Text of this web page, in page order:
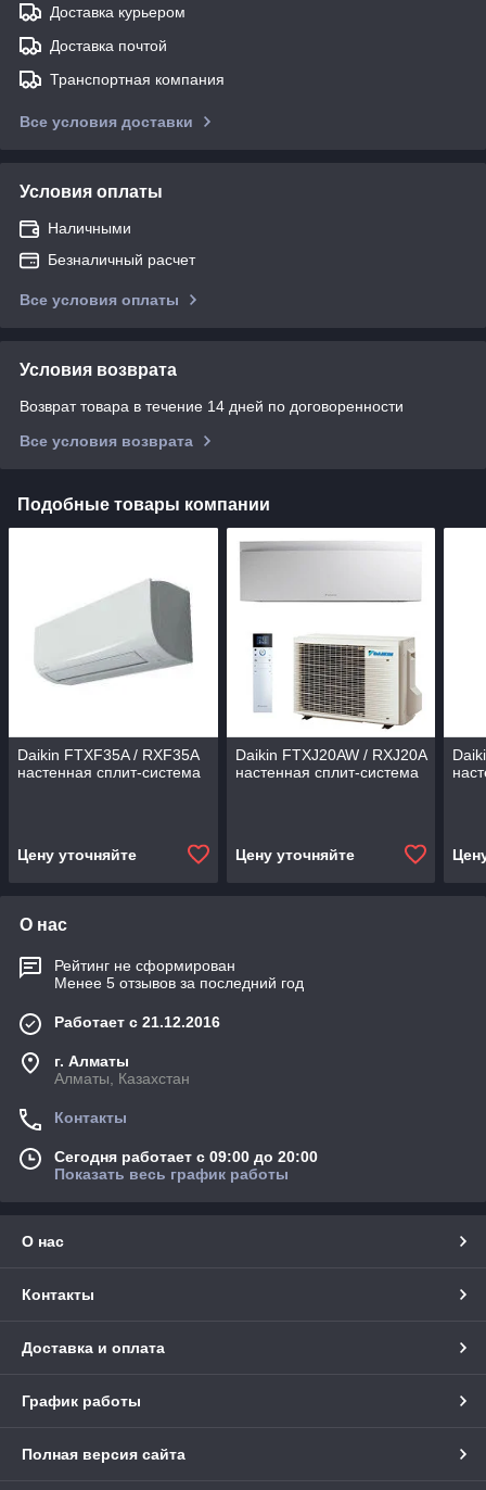
Доставка курьером
Доставка почтой
Транспортная компания
Все условия доставки
Условия оплаты
Наличными
Безналичный расчет
Все условия оплаты
Условия возврата
Возврат товара в течение 14 дней по договоренности
Все условия возврата
Подобные товары компании
Daikin FTXF35A / RXF35A
настенная сплит-система
Цену уточняйте
Daikin FTXJ20AW / RXJ20A
настенная сплит-система
Цену уточняйте
О нас
Рейтинг не сформирован
Менее 5 отзывов за последний год
Работает с 21.12.2016
г. Алматы
Алматы, Казахстан
Контакты
Сегодня работает с 09:00 до 20:00
Показать весь график работы
О нас
Контакты
Доставка и оплата
График работы
Полная версия сайта